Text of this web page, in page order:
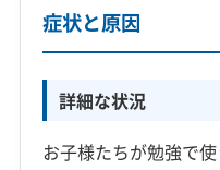
症状と原因
詳細な状況
お子様たちが勉強で